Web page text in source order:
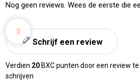
Nog geen reviews. Wees de eerste die
Schrijf een review
Verdien 20 BXC punten door een review te
schrijven